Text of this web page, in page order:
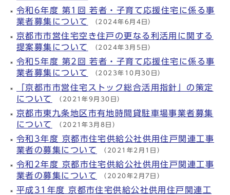
令和6年度 第1回 若者・子育て応援住宅に係る事
業者募集について （2024年6月4日）
京都市市営住宅空き住戸の更なる利活用に関する
提案募集について （2024年3月5日）
令和5年度 第2回 若者・子育て応援住宅に係る事
業者募集について （2023年10月30日）
「京都市市営住宅ストック総合活用指針」の策定
について （2021年9月30日）
京都市東九条地区市有地時間貸駐車場事業者募集
について （2021年3月8日）
令和3年度 京都市住宅供給公社供用住戸関連工事
業者の募集について （2021年2月1日）
令和2年度 京都市住宅供給公社供用住戸関連工事
業者の募集について （2020年2月7日）
平成31年度 京都市住宅供給公社供用住戸関連工